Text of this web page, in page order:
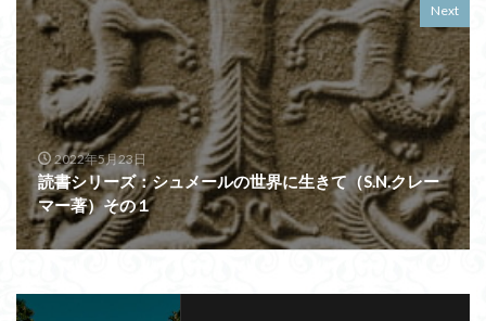
Next
2022年5月23日
読書シリーズ：シュメールの世界に生きて（S.N.クレー
マー著）その１